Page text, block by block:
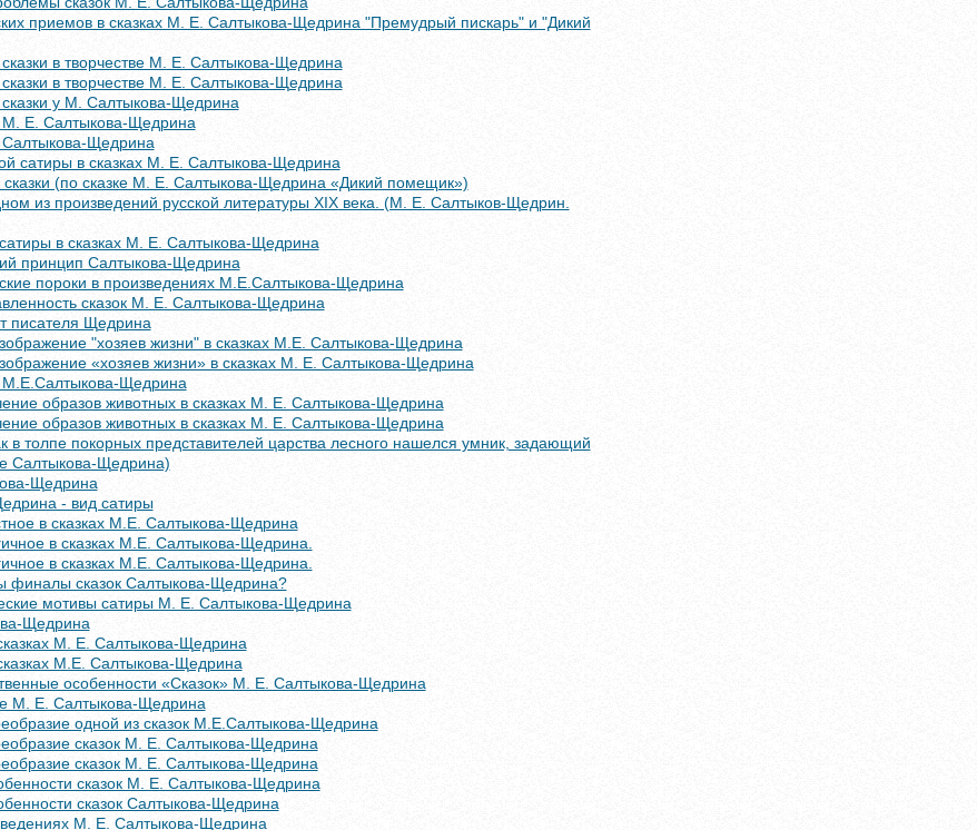
приемов в сказках М. Е. Салтыкова-Щедрина "Премудрый пискарь" и "Дикий
в творчестве М. Е. Салтыкова-Щедрина
в творчестве М. Е. Салтыкова-Щедрина
у М. Салтыкова-Щедрина
М. Е. Салтыкова-Щедрина
Салтыкова-Щедрина
сатиры в сказках М. Е. Салтыкова-Щедрина
(по сказке М. Е. Салтыкова-Щедрина «Дикий помещик»)
из произведений русской литературы XIX века. (М. Е. Салтыков-Щедрин.
в сказках М. Е. Салтыкова-Щедрина
принцип Салтыкова-Щедрина
пороки в произведениях М.Е.Салтыкова-Щедрина
сказок М. Е. Салтыкова-Щедрина
писателя Щедрина
"хозяев жизни" в сказках М.Е. Салтыкова-Щедрина
«хозяев жизни» в сказках М. Е. Салтыкова-Щедрина
М.Е.Салтыкова-Щедрина
образов животных в сказках М. Е. Салтыкова-Щедрина
образов животных в сказках М. Е. Салтыкова-Щедрина
в толпе покорных представителей царства лесного нашелся умник, задающий
Салтыкова-Щедрина)
Щедрина
- вид сатиры
в сказках М.Е. Салтыкова-Щедрина
в сказках М.Е. Салтыкова-Щедрина.
в сказках М.Е. Салтыкова-Щедрина.
финалы сказок Салтыкова-Щедрина?
мотивы сатиры М. Е. Салтыкова-Щедрина
Щедрина
М. Е. Салтыкова-Щедрина
М.Е. Салтыкова-Щедрина
особенности «Сказок» М. Е. Салтыкова-Щедрина
М. Е. Салтыкова-Щедрина
одной из сказок М.Е.Салтыкова-Щедрина
сказок М. Е. Салтыкова-Щедрина
сказок М. Е. Салтыкова-Щедрина
сказок М. Е. Салтыкова-Щедрина
сказок Салтыкова-Щедрина
М. Е. Салтыкова-Щедрина